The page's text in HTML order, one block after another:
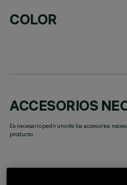
COLOR
ACCESORIOS
Es necesario pedir uno de los accesorios
producto: